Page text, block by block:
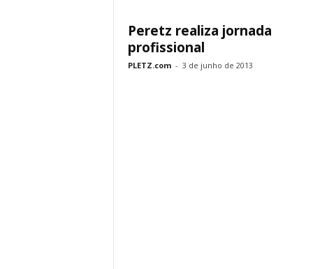
Peretz realiza jornada
profissional
PLETZ.com - 3 de junho de 2013